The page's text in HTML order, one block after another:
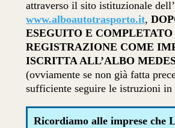
attraverso il sito istituzionale
www.alboautotrasporto.it,
ESEGUITO E
REGISTRAZIONE COME
ISCRITTA ALL’ALBO
(ovviamente se non già fatta
sufficiente seguire le istruzioni in
Ricordiamo alle imprese che